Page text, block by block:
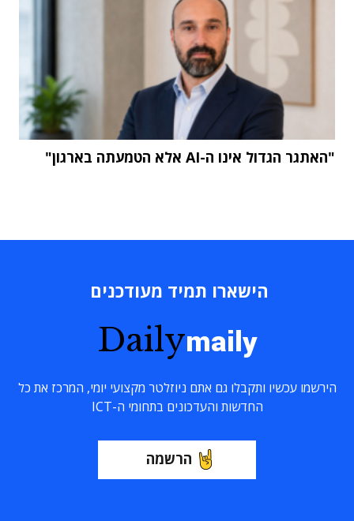
"האתגר הגדול אינו ה-AI אלא הטמעתה בארגון"
הישארו תמיד מעודכנים
Dailymaily
הירשמו עכשיו ותקבלו גם אתם ניוזלטר מקצועי יומי, המרכז את כל
החדשות והעדכונים בתחומי ה-ICT
הרשמה